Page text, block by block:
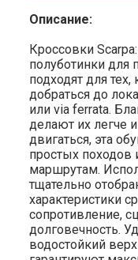
Описание:
Кроссовки
полуботинки для
подходят для тех,
добраться до
или via ferrata.
делают их легче
двигаться, эта
простых походов
маршрутам.
тщательно
характеристики
сопротивление,
долговечность.
водостойкий